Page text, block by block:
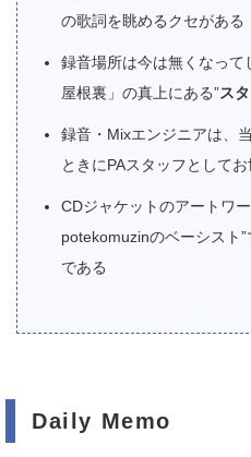
の歌詞を眺めるクセがある
録音場所は今は無くなって
屋根裏」の真上にある”ス
録音・Mixエンジニアは、
ときにPAスタッフとして
CDジャケットのアートワ
potekomuzinのベーシスト
である
Daily Memo